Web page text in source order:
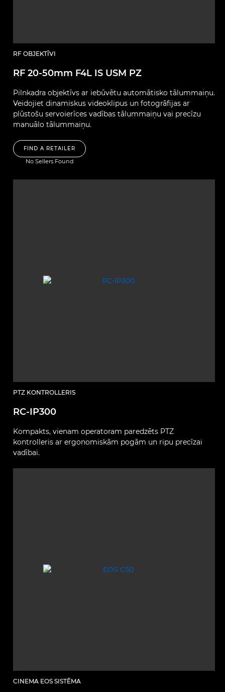
RF OBJEKTĪVI
RF 20-50mm F4L IS USM PZ
Pilnkadra objektīvs ar iebūvētu automātisko tālummaiņu.
Veidojiet dinamiskus videoklipus un fotogrāfijas ar
plūstošu servoierīces vadības tālummaiņu vai precīzu
manuālo tālummaiņu.
FIND A RETAILER
No Sellers Found
PTZ KONTROLLERIS
RC-IP300
Kompakts, vienam operatoram paredzēts PTZ
kontrolleris ar ergonomiskām pogām un ripu precīzai
vadībai.
CINEMA EOS SISTĒMA